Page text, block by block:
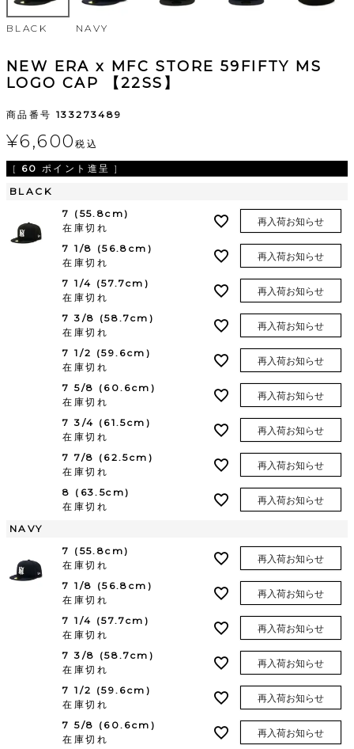
BLACK NAVY
NEW ERA x MFC STORE 59FIFTY MS
LOGO CAP 【22SS】
商品番号 133273489
¥6,600税込
[ 60 ポイント進呈 ]
BLACK
7 (55.8cm)
在庫切れ
再入荷お知らせ
7 1/8 (56.8cm)
在庫切れ
再入荷お知らせ
7 1/4 (57.7cm)
在庫切れ
再入荷お知らせ
7 3/8 (58.7cm)
在庫切れ
再入荷お知らせ
7 1/2 (59.6cm)
在庫切れ
再入荷お知らせ
7 5/8 (60.6cm)
在庫切れ
再入荷お知らせ
7 3/4 (61.5cm)
在庫切れ
再入荷お知らせ
7 7/8 (62.5cm)
在庫切れ
再入荷お知らせ
8 (63.5cm)
在庫切れ
再入荷お知らせ
NAVY
7 (55.8cm)
在庫切れ
再入荷お知らせ
7 1/8 (56.8cm)
在庫切れ
再入荷お知らせ
7 1/4 (57.7cm)
在庫切れ
再入荷お知らせ
7 3/8 (58.7cm)
在庫切れ
再入荷お知らせ
7 1/2 (59.6cm)
在庫切れ
再入荷お知らせ
7 5/8 (60.6cm)
在庫切れ
再入荷お知らせ